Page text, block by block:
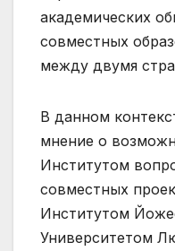
академических
совместных
между двумя
В данном
мнение о
Институтом
совместных
Институтом
Университетом